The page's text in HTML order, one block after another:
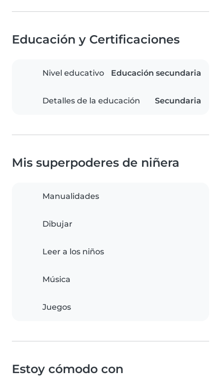
Educación y Certificaciones
Nivel educativo Educación secundaria
Detalles de la educación Secundaria
Mis superpoderes de niñera
Manualidades
Dibujar
Leer a los niños
Música
Juegos
Estoy cómodo con